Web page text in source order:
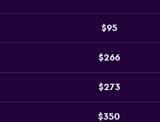
$95
$266
$273
$350